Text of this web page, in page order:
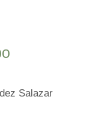
Salazar